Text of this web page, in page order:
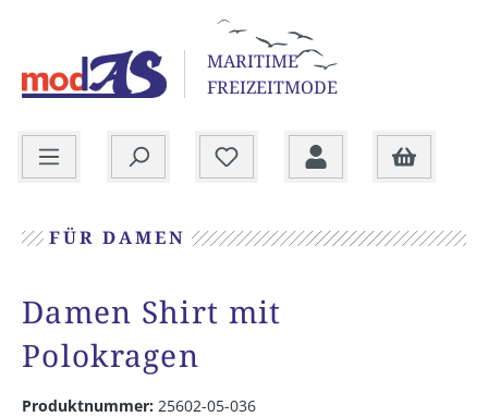
MARITIME
FREIZEITMODE
FÜR DAMEN
Damen Shirt mit
Polokragen
Produktnummer: 25602-05-036